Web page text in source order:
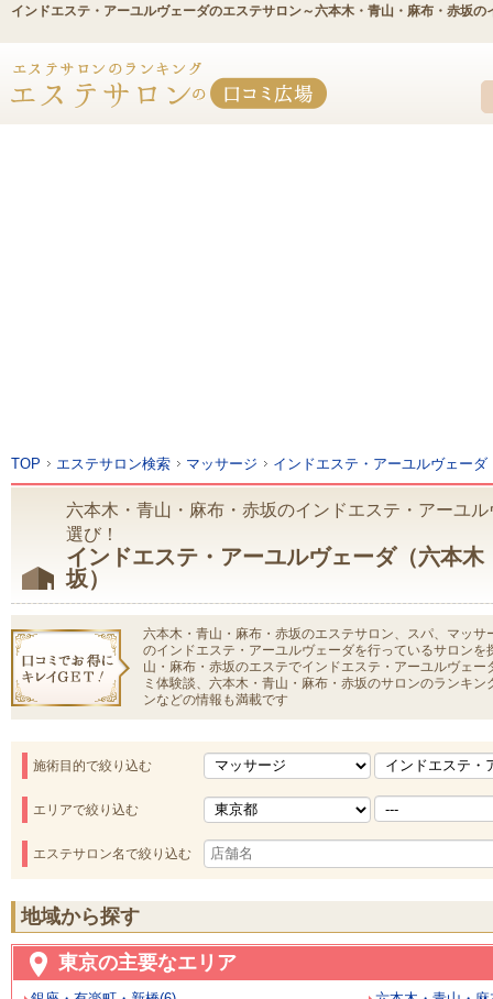
インドエステ・アーユルヴェーダのエステサロン～六本木・青山・麻布・赤坂
TOP エステサロン検索 マッサージ インドエステ・アーユルヴェーダ
六本木・青山・麻布・赤坂のインドエステ・アーユ
選び！
インドエステ・アーユルヴェーダ（六本木
坂）
六本木・青山・麻布・赤坂のエステサロン、スパ、マッ
のインドエステ・アーユルヴェーダを行っているサロンを
山・麻布・赤坂のエステでインドエステ・アーユルヴェ
ミ体験談、六本木・青山・麻布・赤坂のサロンのランキ
ンなどの情報も満載です
施術目的で絞り込む
エリアで絞り込む
エステサロン名で絞り込む
地域から探す
東京の主要なエリア